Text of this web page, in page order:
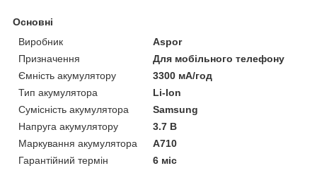
Основні
Виробник
Aspor
Призначення
Для мобільного телефону
Ємність акумулятору
3300 мА/год
Тип акумулятора
Li-Ion
Сумісність акумулятора
Samsung
Напруга акумулятору
3.7 В
Маркування акумулятора
A710
Гарантійний термін
6 міс